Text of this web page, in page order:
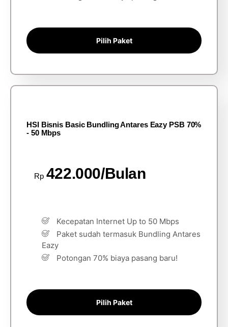
Pilih Paket
HSI Bisnis Basic Bundling Antares Eazy PSB 70%
- 50 Mbps
Rp 422.000/Bulan
Kecepatan Internet Up to 50 Mbps
Paket sudah termasuk Bundling Antares
Eazy
Potongan 70% biaya pasang baru!
Pilih Paket